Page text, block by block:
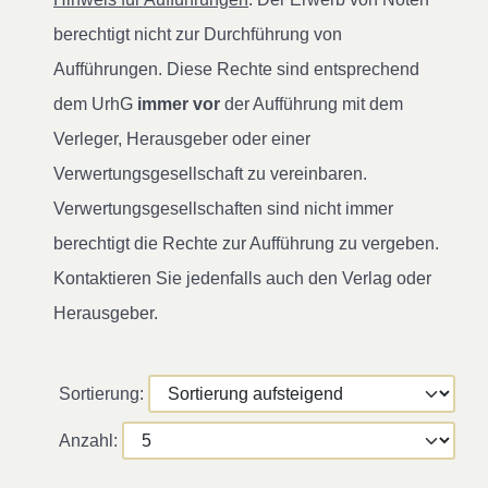
berechtigt nicht zur Durchführung von
Aufführungen. Diese Rechte sind entsprechend
dem UrhG immer vor der Aufführung mit dem
Verleger, Herausgeber oder einer
Verwertungsgesellschaft zu vereinbaren.
Verwertungsgesellschaften sind nicht immer
berechtigt die Rechte zur Aufführung zu vergeben.
Kontaktieren Sie jedenfalls auch den Verlag oder
Herausgeber.
Sortierung:
Anzahl: